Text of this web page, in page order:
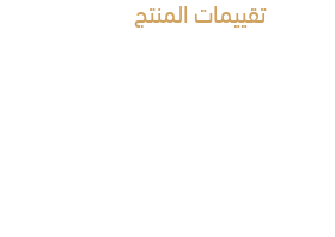
تقييمات المنتج